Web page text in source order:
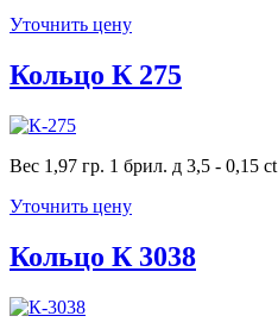
Уточнить цену
Кольцо К 275
Вес 1,97 гр. 1 брил. д 3,5 - 0,15 ct
Уточнить цену
Кольцо К 3038